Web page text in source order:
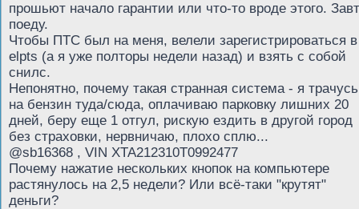
прошьют начало гарантии или что-то вроде этого.
поеду.
Чтобы ПТС был на меня, велели зарегистрироваться в
elpts (а я уже полторы недели назад) и взять с собой
снилс.
Непонятно, почему такая странная система - я трачусь
на бензин туда/сюда, оплачиваю парковку лишних 20
дней, беру еще 1 отгул, рискую ездить в другой город
без страховки, нервничаю, плохо сплю...
@sb16368 , VIN XTA212310T0992477
Почему нажатие нескольких кнопок на компьютере
растянулось на 2,5 недели? Или всё-таки "крутят"
деньги?